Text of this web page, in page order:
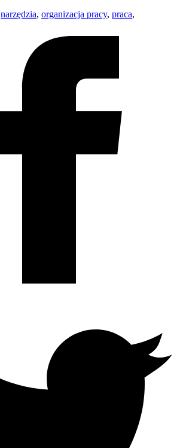
narzędzia, organizacja pracy, praca,